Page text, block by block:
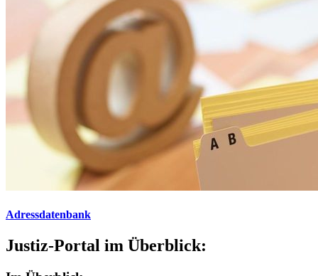
Adressdatenbank
Justiz-Portal im Überblick: